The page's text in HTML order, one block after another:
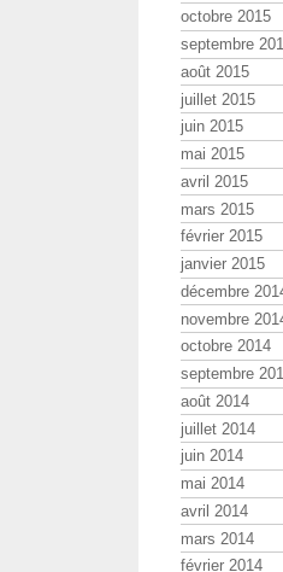
octobre 2015
septembre
août 2015
juillet 2015
juin 2015
mai 2015
avril 2015
mars 2015
février 2015
janvier 2015
décembre
novembre
octobre 2014
septembre
août 2014
juillet 2014
juin 2014
mai 2014
avril 2014
mars 2014
février 2014